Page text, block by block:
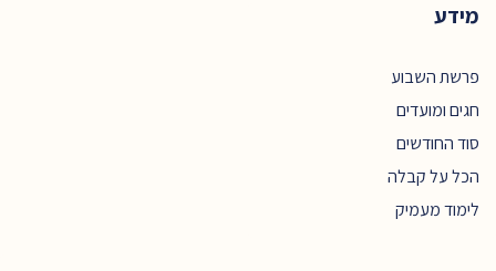
מידע
פרשת השבוע
חגים ומועדים
סוד החודשים
הכל על קבלה
לימוד מעמיק